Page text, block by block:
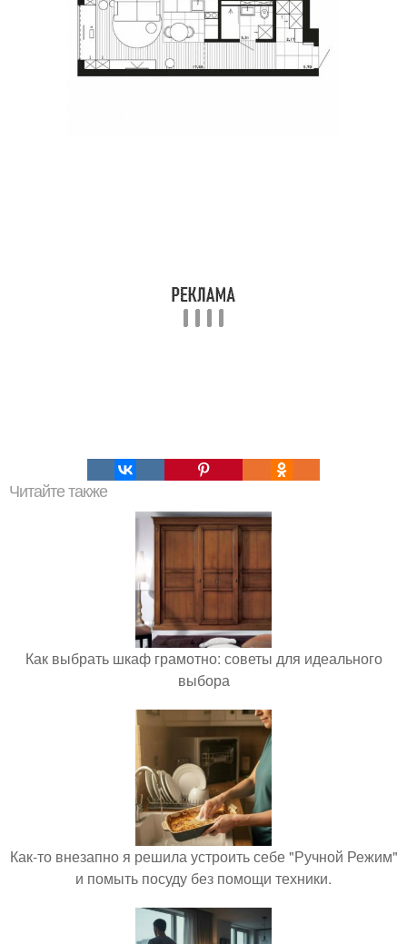
Читайте также
Как выбрать шкаф грамотно: советы для идеального
выбора
Как-то внезапно я решила устроить себе "Ручной Режим"
и помыть посуду без помощи техники.